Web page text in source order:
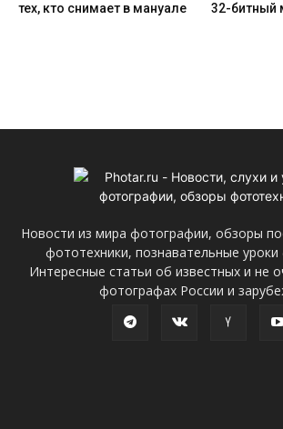
тех, кто снимает в мануале
32-битный
Новости из мира фотографии, обзоры
фототехники, познавательные
Интересные статьи об известных и не
фотографах России и